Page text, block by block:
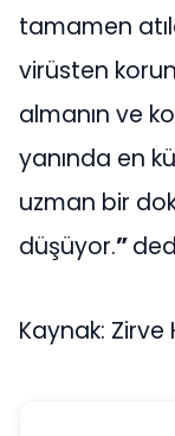
tamamen
virüsten
almanın ve
yanında en
uzman bir
düşüyor.”
Kaynak: Zirve